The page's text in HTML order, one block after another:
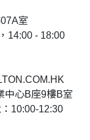
室
14:00 - 18:00
中心B座9樓B室
10:00-12:30